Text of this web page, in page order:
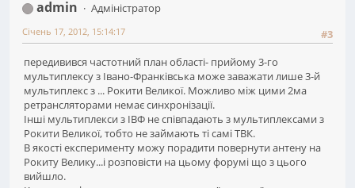
admin
Адміністратор
#3
Січень 17, 2012, 15:14:17
передивився частотний план області- прийому 3-го
мультиплексу з Івано-Франківська може заважати лише 3-й
мультиплекс з ... Рокити Великої. Можливо між цими 2ма
ретрансляторами немає синхронізації.
Інші мультиплекси з ІВФ не співпадають з мультиплексами з
Рокити Великої, тобто не займають ті самі ТВК.
В якості експерименту можу порадити повернути антену на
Рокиту Велику...і розповісти на цьому форумі що з цього
вийшло.